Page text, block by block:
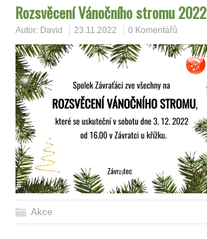
Rozsvěcení Vánočního stromu 2022
Autor: David 23.11.2022 0 Komentářů
Akce